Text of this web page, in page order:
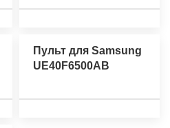
Пульт для Samsung
UE40F6500AB